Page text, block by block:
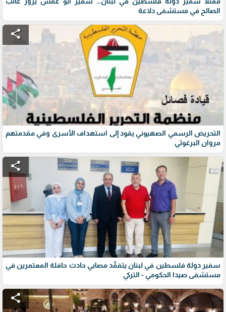
الصالح في مستشفى دلاعة
share
التحريض الرسمي الصهيوني يقود إلى استهداف الأسرى وفي مقدمتهم
مروان البرغوثي
share
سفير دولة فلسطين في لبنان يتفقّد مصابي حادث حافلة المعتمرين في
مستشفى صيدا الحكومي - التركي
share